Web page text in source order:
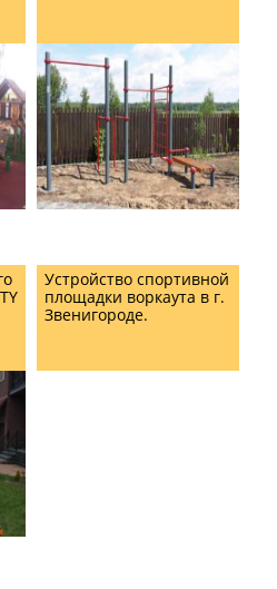
Устройство спортивной
площадки воркаута в г.
Звенигороде.